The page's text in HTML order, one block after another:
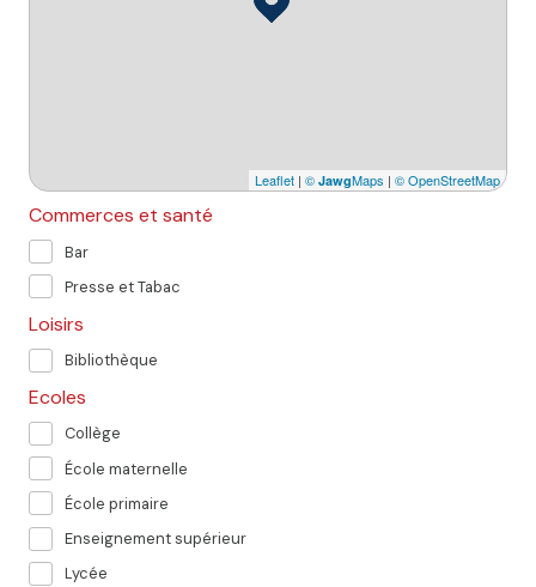
Leaflet | © JawgMaps | © OpenStreetMap
Commerces et santé
Bar
Presse et Tabac
Loisirs
Bibliothèque
Ecoles
Collège
École maternelle
École primaire
Enseignement supérieur
Lycée